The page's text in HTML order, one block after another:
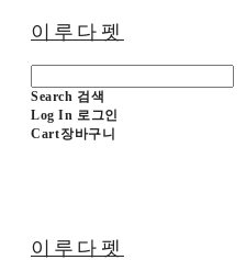
이루다펫
Search 검색
Log In 로그인
Cart장바구니
이루다펫